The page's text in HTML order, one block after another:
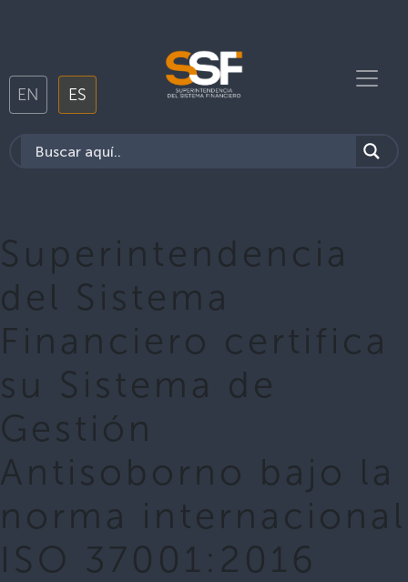
EN ES
Superintendencia
del Sistema
Financiero certifica
su Sistema de
Gestión
Antisoborno bajo la
norma internacional
ISO 37001:2016